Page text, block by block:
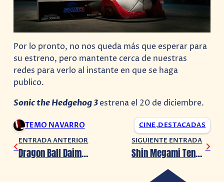
Por lo pronto, no nos queda más que esperar para
su estreno, pero mantente cerca de nuestras
redes para verlo al instante en que se haga
publico.
Sonic the Hedgehog 3estrena el 20 de diciembre.
TEMO NAVARRO CINE,DESTACADAS
ENTRADA ANTERIOR
Dragon Ball Daima confirma su fecha de estreno, pero…
SIGUIENTE ENTRADA
Shin Megami Tensei anuncia su juego de mesa